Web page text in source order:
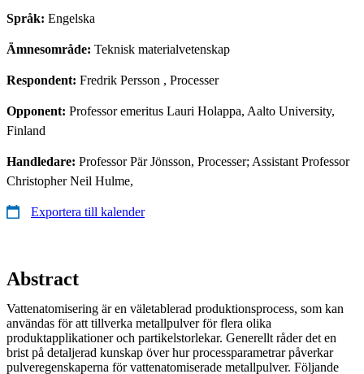
Språk: Engelska
Ämnesområde: Teknisk materialvetenskap
Respondent: Fredrik Persson , Processer
Opponent: Professor emeritus Lauri Holappa, Aalto University,
Finland
Handledare: Professor Pär Jönsson, Processer; Assistant Professor
Christopher Neil Hulme,
Exportera till kalender
Abstract
Vattenatomisering är en väletablerad produktionsprocess, som kan
användas för att tillverka metallpulver för flera olika
produktapplikationer och partikelstorlekar. Generellt råder det en
brist på detaljerad kunskap över hur processparametrar påverkar
pulveregenskaperna för vattenatomiserade metallpulver. Följande